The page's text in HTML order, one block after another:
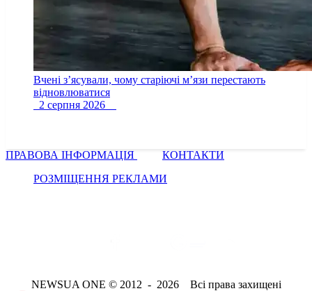
Вчені з’ясували, чому старіючі м’язи перестають
відновлюватися
2 серпня 2026
ПРАВОВА ІНФОРМАЦІЯ
КОНТАКТИ
РОЗМІЩЕННЯ РЕКЛАМИ
NEWSUA ONE © 2012 - 2026 Всі права захищені